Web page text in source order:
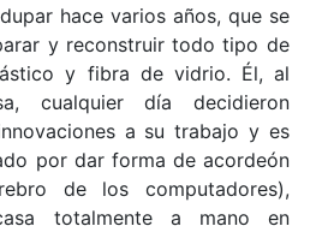
hace varios años, que se
y reconstruir todo tipo de
y fibra de vidrio. Él, al
cualquier día decidieron
a su trabajo y es
por dar forma de acordeón
de los computadores),
totalmente a mano en